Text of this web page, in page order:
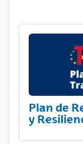
Plan de
y